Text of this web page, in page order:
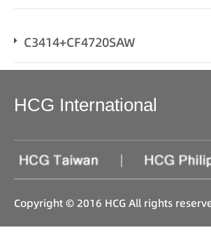
C3414+CF4720SAW
HCG International
|
Copyright © 2016 HCG All rights